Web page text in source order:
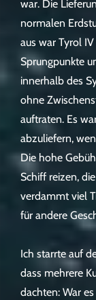
war. Die
normalen
aus war Tyrol
Sprungpunkte
innerhalb des
ohne
auftraten. Es
abzuliefern,
Die hohe
Schiff reizen,
verdammt viel
für andere
Ich starrte auf
dass mehrere
dachten: War